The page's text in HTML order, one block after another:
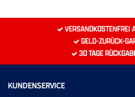
VERSANDKOSTENFREI
GELD-ZURÜCK-
30 TAGE
KUNDENSERVICE